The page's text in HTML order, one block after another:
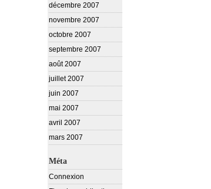
décembre 2007
novembre 2007
octobre 2007
septembre 2007
août 2007
juillet 2007
juin 2007
mai 2007
avril 2007
mars 2007
Méta
Connexion